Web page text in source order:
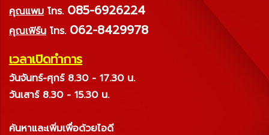
คุณแพม โทร. 085-6926224
คุณเฟิร์น โทร. 062-8429978
เวลาเปิดทำการ
วันจันทร์-ศุกร์ 8.30 - 17.30 น.
วันเสาร์ 8.30 - 15.30 น.
ค้นหาและเพิ่มเพื่อด้วยไอดี